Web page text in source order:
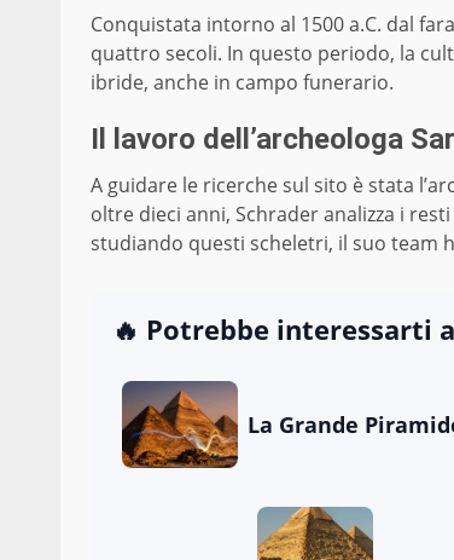
Conquistata intorno al 1500 a.C. dal
quattro secoli. In questo periodo, la
ibride, anche in campo funerario.
Il lavoro dell’archeologa
A guidare le ricerche sul sito è stata
oltre dieci anni, Schrader analizza i
studiando questi scheletri, il suo team
🔥 Potrebbe interessarti
La Grande